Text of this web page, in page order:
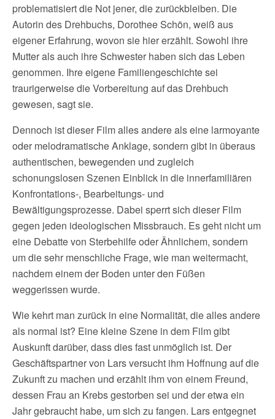
problematisiert die Not jener, die zurückbleiben. Die
Autorin des Drehbuchs, Dorothee Schön, weiß aus
eigener Erfahrung, wovon sie hier erzählt. Sowohl ihre
Mutter als auch ihre Schwester haben sich das Leben
genommen. Ihre eigene Familiengeschichte sei
traurigerweise die Vorbereitung auf das Drehbuch
gewesen, sagt sie.
Dennoch ist dieser Film alles andere als eine larmoyante
oder melodramatische Anklage, sondern gibt in überaus
authentischen, bewegenden und zugleich
schonungslosen Szenen Einblick in die innerfamiliären
Konfrontations-, Bearbeitungs- und
Bewältigungsprozesse. Dabei sperrt sich dieser Film
gegen jeden ideologischen Missbrauch. Es geht nicht um
eine Debatte von Sterbehilfe oder Ähnlichem, sondern
um die sehr menschliche Frage, wie man weitermacht,
nachdem einem der Boden unter den Füßen
weggerissen wurde.
Wie kehrt man zurück in eine Normalität, die alles andere
als normal ist? Eine kleine Szene in dem Film gibt
Auskunft darüber, dass dies fast unmöglich ist. Der
Geschäftspartner von Lars versucht ihm Hoffnung auf die
Zukunft zu machen und erzählt ihm von einem Freund,
dessen Frau an Krebs gestorben sei und der etwa ein
Jahr gebraucht habe, um sich zu fangen. Lars entgegnet